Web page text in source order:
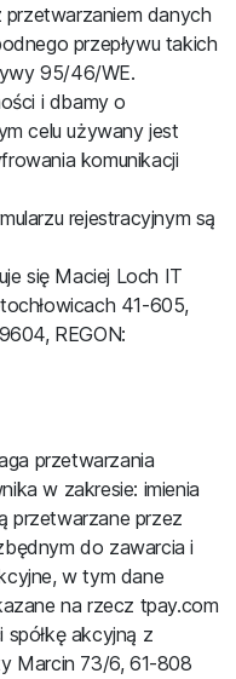
danych
przepływu takich
95/46/WE.
i dbamy o
celu używany jest
komunikacji
rejestracyjnym są
się Maciej Loch IT
41-605,
REGON:
przetwarzania
w zakresie: imienia
przetwarzane przez
do zawarcia i
w tym dane
na rzecz tpay.com
akcyjną z
Marcin 73/6, 61-808